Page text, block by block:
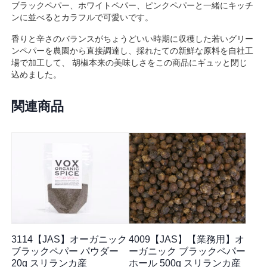
ブラックペパー、ホワイトペパー、ピンクペパーと一緒にキッチ
ンに並べるとカラフルで可愛いです。
香りと辛さのバランスがちょうどいい時期に収穫した若いグリー
ンペパーを農園から直接調達し、採れたての新鮮な原料を自社工
場で加工して、 胡椒本来の美味しさをこの商品にギュッと閉じ
込めました。
関連商品
3114【JAS】オーガニック
ブラックペパー パウダー
20g スリランカ産
4009【JAS】【業務用】オ
ーガニック ブラックペパー
ホール 500g スリランカ産